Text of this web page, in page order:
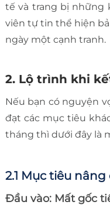
tế và trang bị những
viên tự tin thể hiện
ngày một cạnh tranh.
2. Lộ trình khi
Nếu bạn có nguyện
đạt các mục tiêu
tháng thì dưới đây là
2.1 Mục tiêu
Đầu vào: Mất gốc